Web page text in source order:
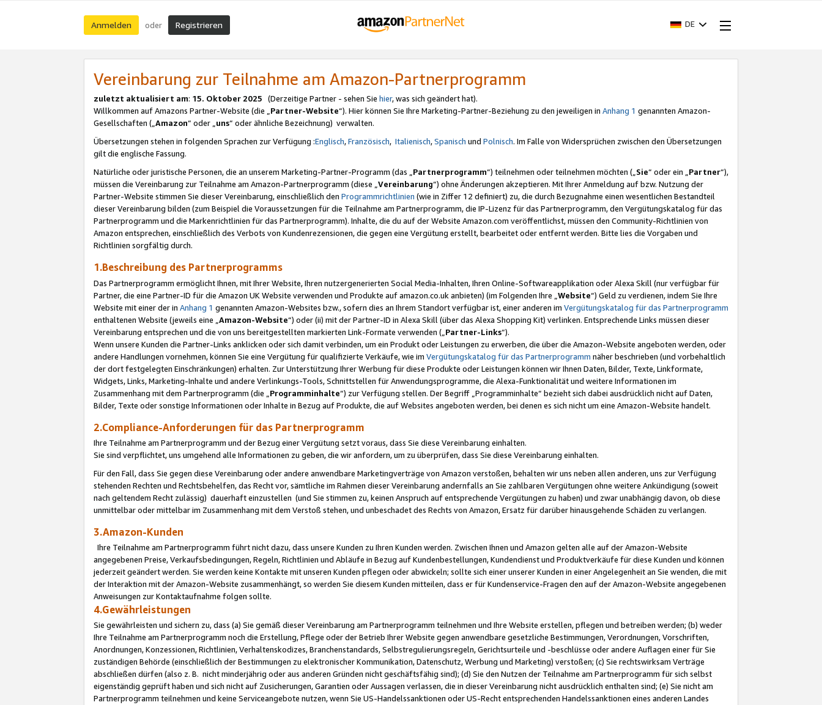
Anmelden oder Registrieren DE
Vereinbarung zur Teilnahme am Amazon-Partnerprogramm
zuletzt aktualisiert am: 15. Oktober 2025 (Derzeitige Partner - sehen Sie hier, was sich geändert hat).
Willkommen auf Amazons Partner-Website (die „Partner-Website“). Hier können Sie Ihre Marketing-Partner-Beziehung zu den jeweiligen in Anhang 1 genannten Amazon-
Gesellschaften („Amazon“ oder „uns“ oder ähnliche Bezeichnung) verwalten.
Übersetzungen stehen in folgenden Sprachen zur Verfügung :Englisch,Französisch, Italienisch,Spanisch und Polnisch. Im Falle von Widersprüchen zwischen den Übersetzungen
gilt die englische Fassung.
Natürliche oder juristische Personen, die an unserem Marketing-Partner-Programm (das „Partnerprogramm“) teilnehmen oder teilnehmen möchten („Sie“ oder ein „Partner“),
müssen die Vereinbarung zur Teilnahme am Amazon-Partnerprogramm (diese „Vereinbarung“) ohne Änderungen akzeptieren. Mit Ihrer Anmeldung auf bzw. Nutzung der
Partner-Website stimmen Sie dieser Vereinbarung, einschließlich den Programmrichtlinien (wie in Ziffer 12 definiert) zu, die durch Bezugnahme einen wesentlichen Bestandteil
dieser Vereinbarung bilden (zum Beispiel die Voraussetzungen für die Teilnahme am Partnerprogramm, die IP-Lizenz für das Partnerprogramm, den Vergütungskatalog für das
Partnerprogramm und die Markenrichtlinien für das Partnerprogramm). Inhalte, die du auf der Website Amazon.com veröffentlichst, müssen den Community-Richtlinien von
Amazon entsprechen, einschließlich des Verbots von Kundenrezensionen, die gegen eine Vergütung erstellt, bearbeitet oder entfernt werden. Bitte lies die Vorgaben und
Richtlinien sorgfältig durch.
1.Beschreibung des Partnerprogramms
Das Partnerprogramm ermöglicht Ihnen, mit Ihrer Website, Ihren nutzergenerierten Social Media-Inhalten, Ihren Online-Softwareapplikation oder Alexa Skill (nur verfügbar für
Partner, die eine Partner-ID für die Amazon UK Website verwenden und Produkte auf amazon.co.uk anbieten) (im Folgenden Ihre „ Website“) Geld zu verdienen, indem Sie Ihre
Website mit einer der in Anhang 1 genannten Amazon-Websites bzw., sofern dies an Ihrem Standort verfügbar ist, einer anderen im Vergütungskatalog für das Partnerprogramm
enthaltenen Website (jeweils eine „ Amazon-Website“) oder (ii) mit der Partner-ID in Alexa Skill (über das Alexa Shopping Kit) verlinken. Entsprechende Links müssen dieser
Vereinbarung entsprechen und die von uns bereitgestellten markierten Link-Formate verwenden („ Partner-Links“).
Wenn unsere Kunden die Partner-Links anklicken oder sich damit verbinden, um ein Produkt oder Leistungen zu erwerben, die über die Amazon-Website angeboten werden, oder
andere Handlungen vornehmen, können Sie eine Vergütung für qualifizierte Verkäufe, wie im Vergütungskatalog für das Partnerprogramm näher beschrieben (und vorbehaltlich
der dort festgelegten Einschränkungen) erhalten. Zur Unterstützung Ihrer Werbung für diese Produkte oder Leistungen können wir Ihnen Daten, Bilder, Texte, Linkformate,
Widgets, Links, Marketing-Inhalte und andere Verlinkungs-Tools, Schnittstellen für Anwendungsprogramme, die Alexa-Funktionalität und weitere Informationen im
Zusammenhang mit dem Partnerprogramm (die „ Programminhalte“) zur Verfügung stellen. Der Begriff „Programminhalte“ bezieht sich dabei ausdrücklich nicht auf Daten,
Bilder, Texte oder sonstige Informationen oder Inhalte in Bezug auf Produkte, die auf Websites angeboten werden, bei denen es sich nicht um eine Amazon-Website handelt.
2.Compliance-Anforderungen für das Partnerprogramm
Ihre Teilnahme am Partnerprogramm und der Bezug einer Vergütung setzt voraus, dass Sie diese Vereinbarung einhalten.
Sie sind verpflichtet, uns umgehend alle Informationen zu geben, die wir anfordern, um zu überprüfen, dass Sie diese Vereinbarung einhalten.
Für den Fall, dass Sie gegen diese Vereinbarung oder andere anwendbare Marketingverträge von Amazon verstoßen, behalten wir uns neben allen anderen, uns zur Verfügung
stehenden Rechten und Rechtsbehelfen, das Recht vor, sämtliche im Rahmen dieser Vereinbarung andernfalls an Sie zahlbaren Vergütungen ohne weitere Ankündigung (soweit
nach geltendem Recht zulässig) dauerhaft einzustellen (und Sie stimmen zu, keinen Anspruch auf entsprechende Vergütungen zu haben) und zwar unabhängig davon, ob diese
unmittelbar oder mittelbar im Zusammenhang mit dem Verstoß stehen, und unbeschadet des Rechts von Amazon, Ersatz für darüber hinausgehende Schäden zu verlangen.
3.Amazon-Kunden
Ihre Teilnahme am Partnerprogramm führt nicht dazu, dass unsere Kunden zu Ihren Kunden werden. Zwischen Ihnen und Amazon gelten alle auf der Amazon-Website
angegebenen Preise, Verkaufsbedingungen, Regeln, Richtlinien und Abläufe in Bezug auf Kundenbestellungen, Kundendienst und Produktverkäufe für diese Kunden und können
jederzeit geändert werden. Sie werden keine Kontakte mit unseren Kunden pflegen oder abwickeln; sollte sich einer unserer Kunden in einer Angelegenheit an Sie wenden, die mit
der Interaktion mit der Amazon-Website zusammenhängt, so werden Sie diesem Kunden mitteilen, dass er für Kundenservice-Fragen den auf der Amazon-Website angegebenen
Anweisungen zur Kontaktaufnahme folgen sollte.
4.Gewährleistungen
Sie gewährleisten und sichern zu, dass (a) Sie gemäß dieser Vereinbarung am Partnerprogramm teilnehmen und Ihre Website erstellen, pflegen und betreiben werden; (b) weder
Ihre Teilnahme am Partnerprogramm noch die Erstellung, Pflege oder der Betrieb Ihrer Website gegen anwendbare gesetzliche Bestimmungen, Verordnungen, Vorschriften,
Anordnungen, Konzessionen, Richtlinien, Verhaltenskodizes, Branchenstandards, Selbstregulierungsregeln, Gerichtsurteile und -beschlüsse oder andere Auflagen einer für Sie
zuständigen Behörde (einschließlich der Bestimmungen zu elektronischer Kommunikation, Datenschutz, Werbung und Marketing) verstoßen; (c) Sie rechtswirksam Verträge
abschließen dürfen (also z. B. nicht minderjährig oder aus anderen Gründen nicht geschäftsfähig sind); (d) Sie den Nutzen der Teilnahme am Partnerprogramm für sich selbst
eigenständig geprüft haben und sich nicht auf Zusicherungen, Garantien oder Aussagen verlassen, die in dieser Vereinbarung nicht ausdrücklich enthalten sind; (e) Sie nicht am
Partnerprogramm teilnehmen und keine Serviceangebote nutzen, wenn Sie US-Handelssanktionen oder US-Recht entsprechenden Handelssanktionen eines anderen Landes